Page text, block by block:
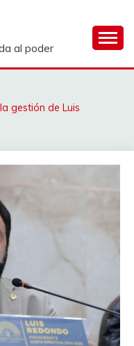
al poder
gestión de Luis